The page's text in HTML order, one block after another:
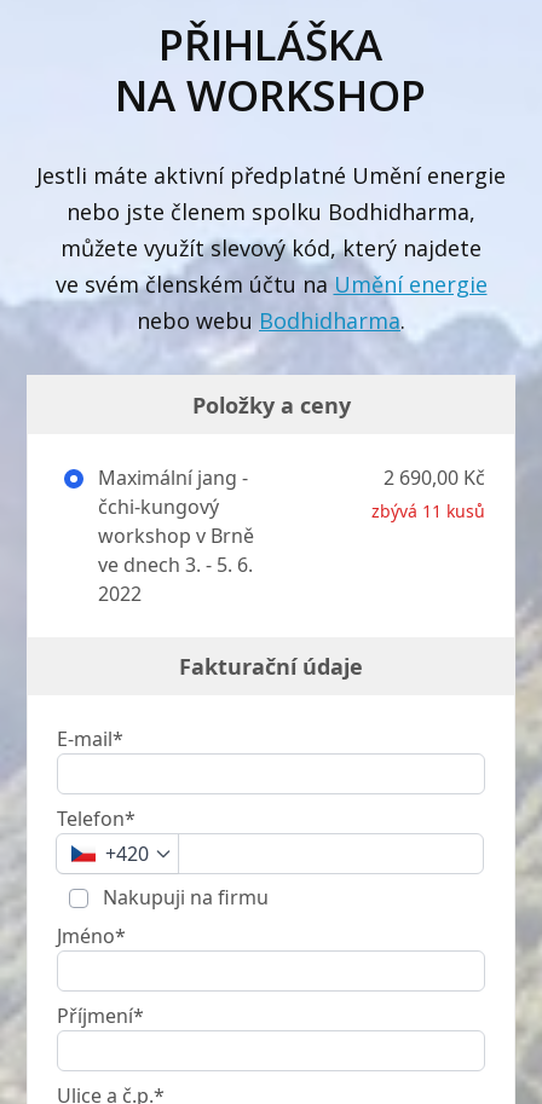
PŘIHLÁŠKA
NA WORKSHOP
Jestli máte aktivní předplatné Umění energie
nebo jste členem spolku Bodhidharma,
můžete využít slevový kód, který najdete
ve svém členském účtu na Umění energie
nebo webu Bodhidharma.
Položky a ceny
Maximální jang -
čchi-kungový
workshop v Brně
ve dnech 3. - 5. 6.
2022
zbývá 11 kusů
2 690,00 Kč
Fakturační údaje
E-mail*
Telefon*
+420
Nakupuji na firmu
Jméno*
Příjmení*
Ulice a č.p.*